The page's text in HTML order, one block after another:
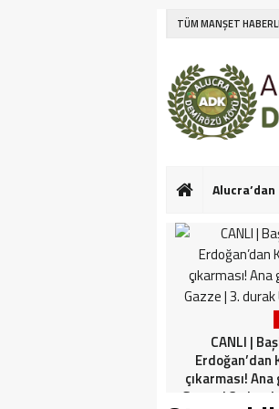
TÜM MANŞET
Alucra’dan
CANLI |
Erdoğan’dan
çıkarması!
Gazze | 3. durak